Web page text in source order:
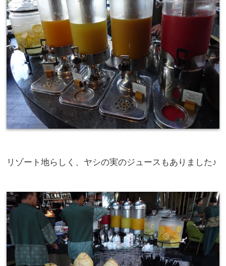
リゾート地らしく、ヤシの実のジュースもありました♪